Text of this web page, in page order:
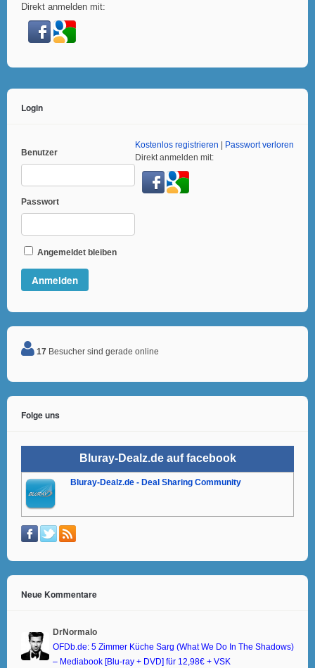
Direkt anmelden mit:
Login
Benutzer
Passwort
Angemeldet bleiben
Kostenlos registrieren
Passwort verloren
Direkt anmelden mit:
17 Besucher sind gerade online
Folge uns
Bluray-Dealz.de auf facebook
Bluray-Dealz.de - Deal Sharing Community
Neue Kommentare
DrNormalo
OFDb.de: 5 Zimmer Küche Sarg (What We Do In The Shadows)
– Mediabook [Blu-ray + DVD] für 12,98€ + VSK